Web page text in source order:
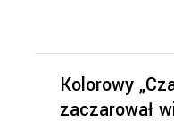
Kolorowy
zaczarował